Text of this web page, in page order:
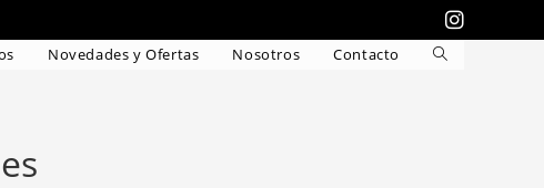
Novedades y Ofertas Nosotros Contacto
Alternar